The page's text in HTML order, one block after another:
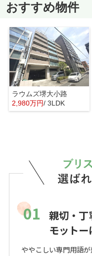
おすすめ物件
ラウムズ堺大小路
2,980万円/ 3LDK
01
親切・丁
モットー
ややこしい専門用語